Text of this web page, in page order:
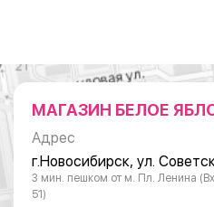
МАГАЗИН БЕЛОЕ
Адрес
г.Новосибирск, ул.
3 мин. пешком от м. Пл. Ленина
51)